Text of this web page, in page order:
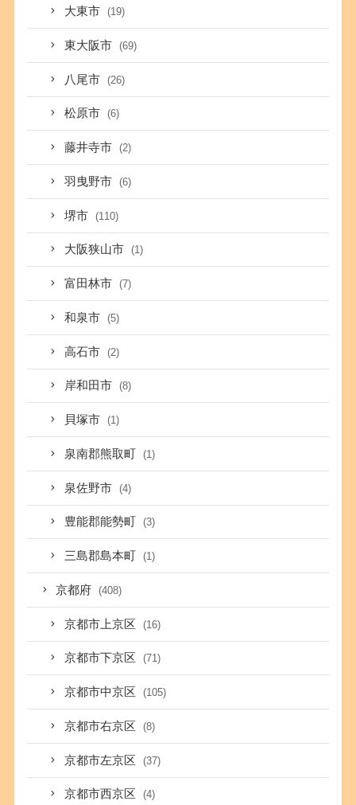
大東市 (19)
東大阪市 (69)
八尾市 (26)
松原市 (6)
藤井寺市 (2)
羽曳野市 (6)
堺市 (110)
大阪狭山市 (1)
富田林市 (7)
和泉市 (5)
高石市 (2)
岸和田市 (8)
貝塚市 (1)
泉南郡熊取町 (1)
泉佐野市 (4)
豊能郡能勢町 (3)
三島郡島本町 (1)
京都府 (408)
京都市上京区 (16)
京都市下京区 (71)
京都市中京区 (105)
京都市右京区 (8)
京都市左京区 (37)
京都市西京区 (4)